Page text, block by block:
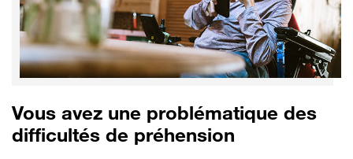
Vous avez une problématique des
difficultés de préhension